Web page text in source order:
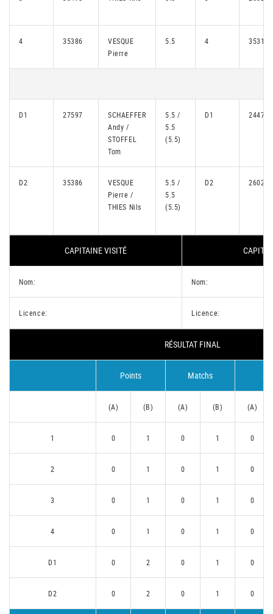
4 35386
VESQUE
Pierre
5.5 4 35313
D1 27597
SCHAEFFER
Andy /
STOFFEL
Tom
5.5 /
5.5
(5.5)
D1 24475
D2 35386
VESQUE
Pierre /
THIES Nils
5.5 /
5.5
(5.5)
D2 26026
CAPITAINE VISITÉ
Nom: Nom:
Licence: Licence:
RÉSULTAT FINAL
Points Matchs
(A) (B) (A) (B) (A)
1 0 1 0 1 0
2 0 1 0 1 0
3 0 1 0 1 0
4 0 1 0 1 0
D1 0 2 0 1 0
D2 0 2 0 1 0